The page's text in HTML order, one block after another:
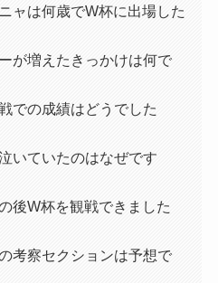
ャは何歳でW杯に出場した
が増えたきっかけは何で
での成績はどうでした
いていたのはなぜです
後W杯を観戦できました
考察セクションは予想で